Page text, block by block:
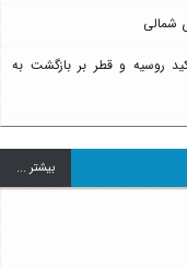
شمالی
روسیه و قطر بر بازگشت به
بيشتر ...